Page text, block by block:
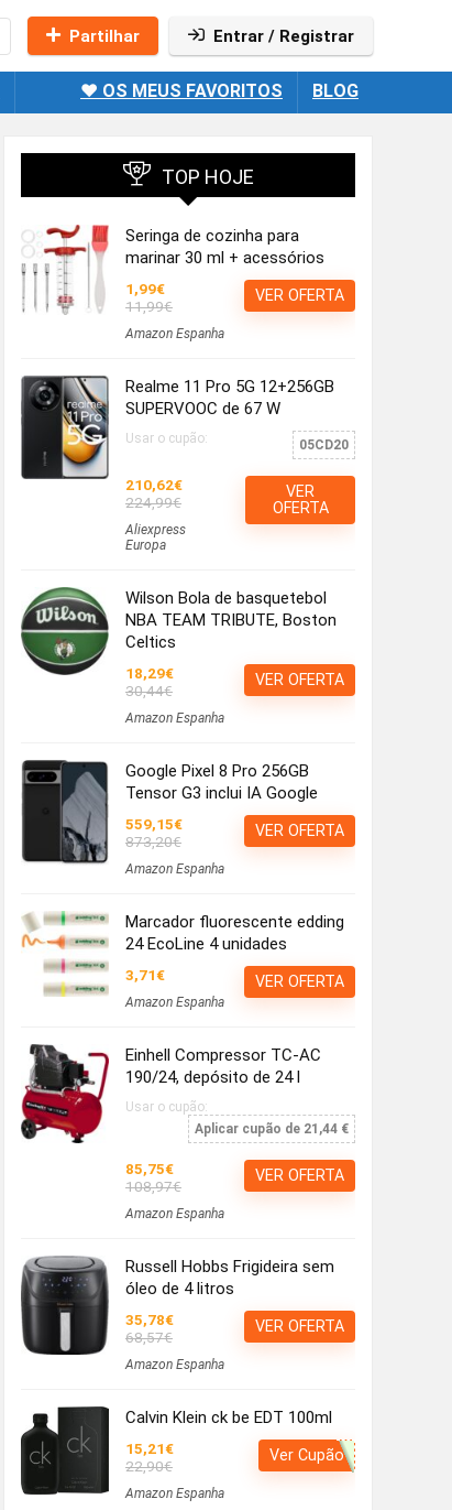
Partilhar Entrar / Registrar
❤️ OS MEUS FAVORITOS BLOG
TOP HOJE
Seringa de cozinha para
marinar 30 ml + acessórios
1,99€
11,99€
Amazon Espanha
VER OFERTA
Realme 11 Pro 5G 12+256GB
SUPERVOOC de 67 W
Usar o cupão: 05CD20
210,62€
224,99€
Aliexpress
Europa
VER
OFERTA
Wilson Bola de basquetebol
NBA TEAM TRIBUTE, Boston
Celtics
18,29€
30,44€
Amazon Espanha
VER OFERTA
Google Pixel 8 Pro 256GB
Tensor G3 inclui IA Google
559,15€
873,20€
Amazon Espanha
VER OFERTA
Marcador fluorescente edding
24 EcoLine 4 unidades
3,71€
Amazon Espanha
VER OFERTA
Einhell Compressor TC-AC
190/24, depósito de 24 l
Usar o cupão:
Aplicar cupão de 21,44 €
85,75€
108,97€
Amazon Espanha
VER OFERTA
Russell Hobbs Frigideira sem
óleo de 4 litros
35,78€
68,57€
Amazon Espanha
VER OFERTA
Calvin Klein ck be EDT 100ml
15,21€
22,90€
Amazon Espanha
Ver Cupão